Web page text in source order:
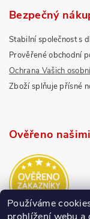
Bezpečný
Stabilní společnost s
Prověřené obchodní
Ochrana Vašich
Zboží splňuje přísné
Ověřeno
Používáme